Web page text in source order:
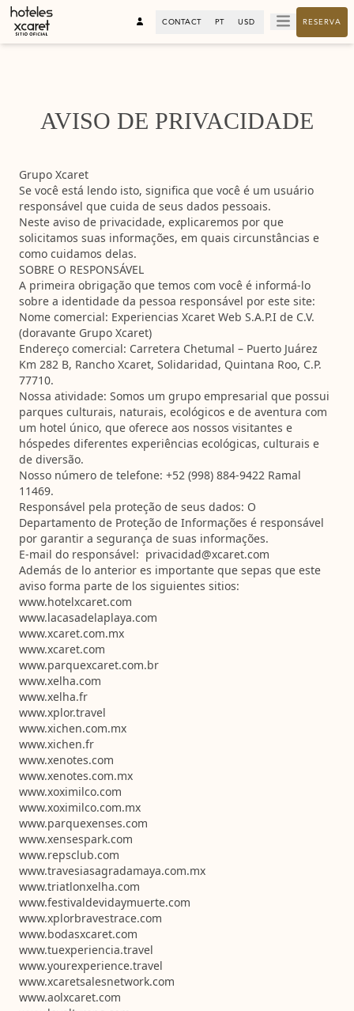
CONTACT PT USD RESERVA
AVISO DE PRIVACIDADE
Grupo Xcaret
Se você está lendo isto, significa que você é um usuário
responsável que cuida de seus dados pessoais.
Neste aviso de privacidade, explicaremos por que
solicitamos suas informações, em quais circunstâncias e
como cuidamos delas.
SOBRE O RESPONSÁVEL
A primeira obrigação que temos com você é informá-lo
sobre a identidade da pessoa responsável por este site:
Nome comercial: Experiencias Xcaret Web S.A.P.I de C.V.
(doravante Grupo Xcaret)
Endereço comercial: Carretera Chetumal – Puerto Juárez
Km 282 B, Rancho Xcaret, Solidaridad, Quintana Roo, C.P.
77710.
Nossa atividade: Somos um grupo empresarial que possui
parques culturais, naturais, ecológicos e de aventura com
um hotel único, que oferece aos nossos visitantes e
hóspedes diferentes experiências ecológicas, culturais e
de diversão.
Nosso número de telefone: +52 (998) 884-9422 Ramal
11469.
Responsável pela proteção de seus dados: O
Departamento de Proteção de Informações é responsável
por garantir a segurança de suas informações.
E-mail do responsável: privacidad@xcaret.com
Además de lo anterior es importante que sepas que este
aviso forma parte de los siguientes sitios:
www.hotelxcaret.com
www.lacasadelaplaya.com
www.xcaret.com.mx
www.xcaret.com
www.parquexcaret.com.br
www.xelha.com
www.xelha.fr
www.xplor.travel
www.xichen.com.mx
www.xichen.fr
www.xenotes.com
www.xenotes.com.mx
www.xoximilco.com
www.xoximilco.com.mx
www.parquexenses.com
www.xensespark.com
www.repsclub.com
www.travesiasagradamaya.com.mx
www.triatlonxelha.com
www.festivaldevidaymuerte.com
www.xplorbravestrace.com
www.bodasxcaret.com
www.tuexperiencia.travel
www.yourexperience.travel
www.xcaretsalesnetwork.com
www.aolxcaret.com